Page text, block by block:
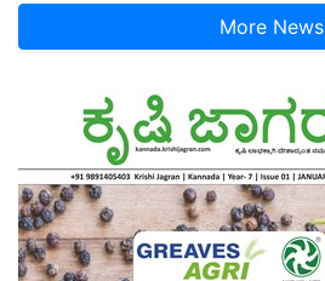
More News